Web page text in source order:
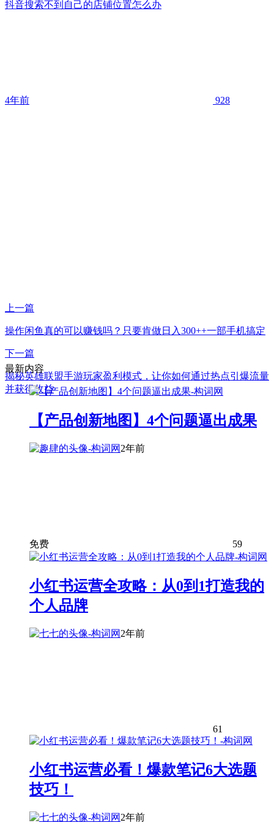
抖音搜索不到自己的店铺位置怎么办
4年前 928
上一篇
操作闲鱼真的可以赚钱吗？只要肯做日入300++一部手机搞定
下一篇
揭秘英雄联盟手游玩家盈利模式，让你如何通过热点引爆流量
并获得收益
最新内容
【产品创新地图】4个问题逼出成果
2年前
免费 59
小红书运营全攻略：从0到1打造我的
个人品牌
2年前
61
小红书运营必看！爆款笔记6大选题
技巧！
2年前